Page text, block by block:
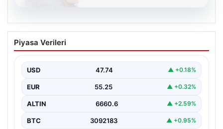
Kelebek.Org İle Dijital İletişimin Seviyeli
Adresi Ve Chat Deneyimi
iletişim oluşturması büyük bir hassasiyet taşımaktadır.
Günümüzde birçok…
Piyasa Verileri
USD 47.74 ▲ +0.18%
EUR 55.25 ▲ +0.32%
ALTIN 6660.6 ▲ +2.59%
BTC 3092183 ▲ +0.95%